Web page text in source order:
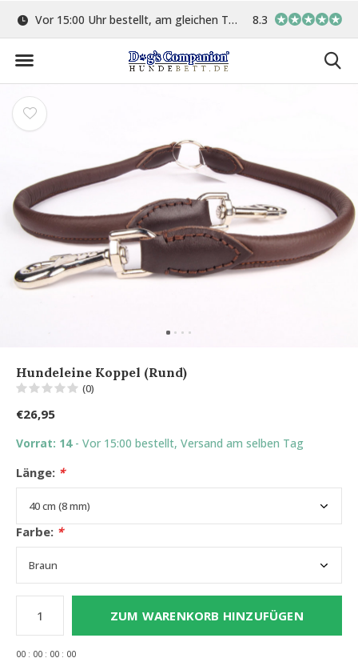
Vor 15:00 Uhr bestellt, am gleichen Tag versand In eigener
8.3
Hundeleine Koppel (Rund)
(0)
€26,95
Vorrat: 14 - Vor 15:00 bestellt, Versand am selben Tag
Länge: *
Farbe: *
ZUM WARENKORB HINZUFÜGEN
00 : 00 : 00 : 00